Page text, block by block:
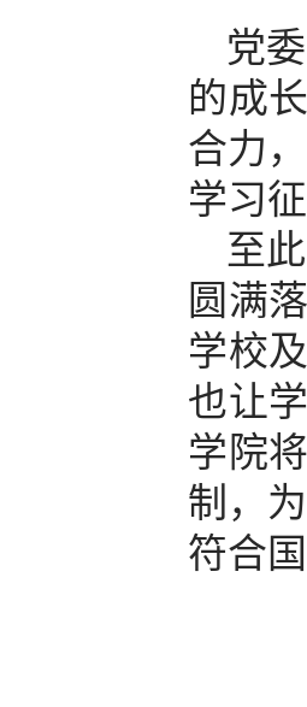
党
的成
合力
学习
至
圆满
学校
也让
学院
制，
符合